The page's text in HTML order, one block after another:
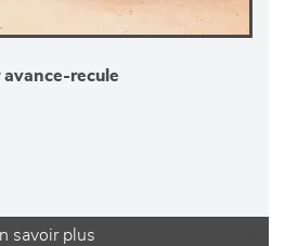
avance-recule
savoir plus